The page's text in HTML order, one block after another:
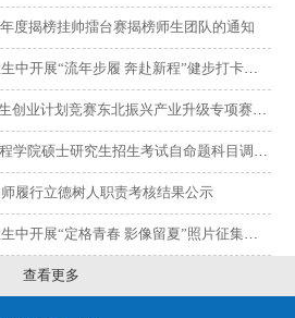
度揭榜挂帅擂台赛揭榜师生团队的通知
展“流年步履 奔赴新程”健步打卡活动的通知
划竞赛东北振兴产业升级专项赛吉林大学校赛的通知
院硕士研究生招生考试自命题科目调整的通知
履行立德树人职责考核结果公示
展“定格青春 影像留夏”照片征集活动的通知
查看更多